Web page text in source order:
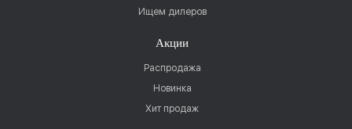
Ищем дилеров
Акции
Распродажа
Новинка
Хит продаж